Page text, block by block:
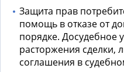
Защита прав
помощь в отказе от
порядке. Досудебное
расторжения сделки,
соглашения в